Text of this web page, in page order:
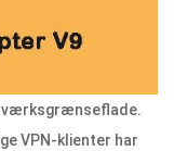
VPN-klienter har